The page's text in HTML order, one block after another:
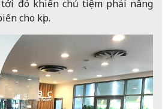
đó khiến chủ tiệm phải nâng
cho kịp.